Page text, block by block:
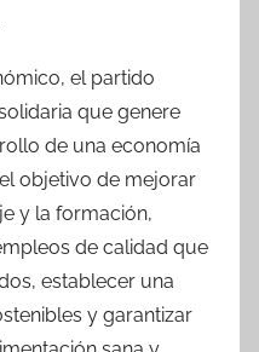
el partido
que genere
de una economía
objetivo de mejorar
y la formación,
de calidad que
establecer una
y garantizar